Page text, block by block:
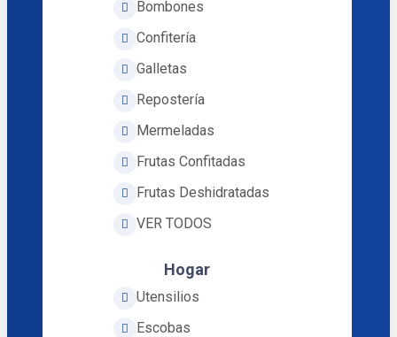
Bombones
Confitería
Galletas
Repostería
Mermeladas
Frutas Confitadas
Frutas Deshidratadas
VER TODOS
Hogar
Utensilios
Escobas